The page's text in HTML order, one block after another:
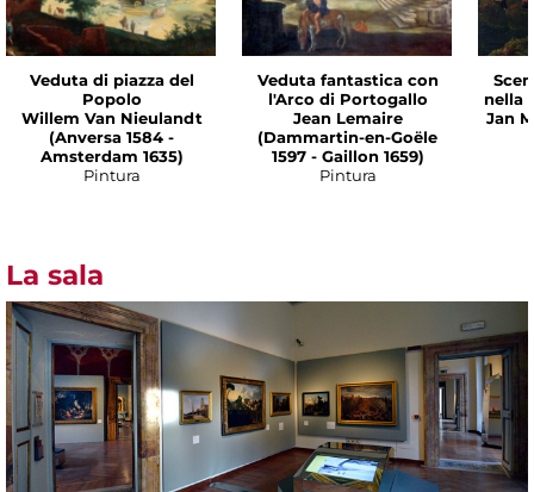
Veduta di piazza del
Popolo
Willem Van Nieulandt
(Anversa 1584 -
Amsterdam 1635)
Pintura
Veduta fantastica con
l'Arco di Portogallo
Jean Lemaire
(Dammartin-en-Goële
1597 - Gaillon 1659)
Pintura
nella
Jan
La sala